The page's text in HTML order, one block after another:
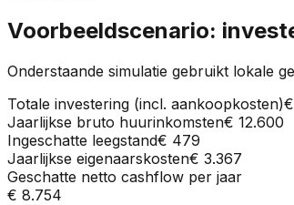
Voorbeeldscenario:
Onderstaande simulatie gebruikt lokale
Totale investering (incl. aankoopkosten)
Jaarlijkse bruto huurinkomsten€ 12.600
Ingeschatte leegstand€ 479
Jaarlijkse eigenaarskosten€ 3.367
Geschatte netto cashflow per jaar
€ 8.754